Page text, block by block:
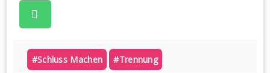
#schluss Machen #trennung